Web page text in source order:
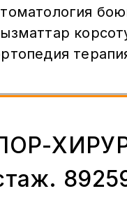
чистка зубов